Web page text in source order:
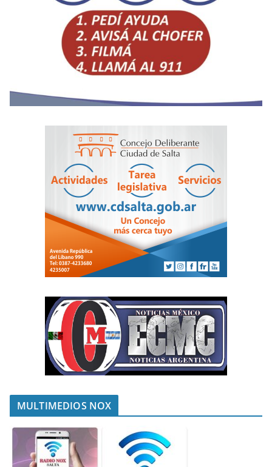
MULTIMEDIOS NOX